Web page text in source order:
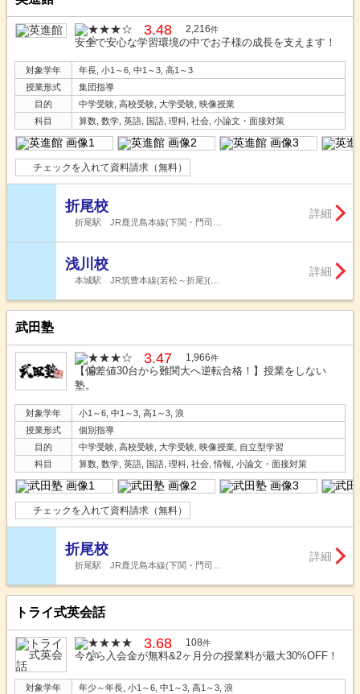
3.48 2,216件
安全で安心な学習環境の中でお子様の成長を支えます！
対象学年
年長, 小1～6, 中1～3, 高1～3
授業形式
集団指導
目的
中学受験, 高校受験, 大学受験, 映像授業
科目
算数, 数学, 英語, 国語, 理科, 社会, 小論文・面接対策
チェックを入れて資料請求（無料）
折尾校
折尾駅 JR鹿児島本線(下関・門司…
詳細
浅川校
本城駅 JR筑豊本線(若松～折尾)(…
詳細
武田塾
3.47 1,966件
【偏差値30台から難関大へ逆転合格！】授業をしない
塾。
対象学年
小1～6, 中1～3, 高1～3, 浪
授業形式
個別指導
目的
中学受験, 高校受験, 大学受験, 映像授業, 自立型学習
科目
算数, 数学, 英語, 国語, 理科, 社会, 情報, 小論文・面接対策
チェックを入れて資料請求（無料）
折尾校
折尾駅 JR鹿児島本線(下関・門司…
詳細
トライ式英会話
3.68 108件
今なら入会金が無料&2ヶ月分の授業料が最大30%OFF！
対象学年
年少～年長, 小1～6, 中1～3, 高1～3, 浪